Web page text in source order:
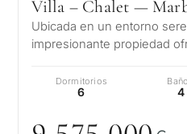
Villa – Chalet —
Ubicada en un entorno
impresionante propiedad
Dormitorios
6 4